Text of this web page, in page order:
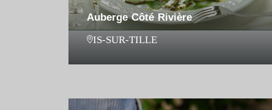
Auberge Côté Rivière
IS-SUR-TILLE